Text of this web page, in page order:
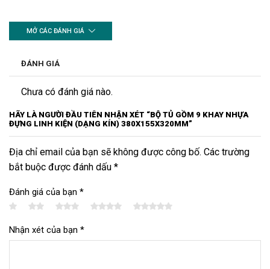
MỞ CÁC ĐÁNH GIÁ
ĐÁNH GIÁ
Chưa có đánh giá nào.
HÃY LÀ NGƯỜI ĐẦU TIÊN NHẬN XÉT “BỘ TỦ GỒM 9 KHAY NHỰA
ĐỰNG LINH KIỆN (DẠNG KÍN) 380X155X320MM”
Địa chỉ email của bạn sẽ không được công bố. Các trường
bắt buộc được đánh dấu *
Đánh giá của bạn *
Nhận xét của bạn *